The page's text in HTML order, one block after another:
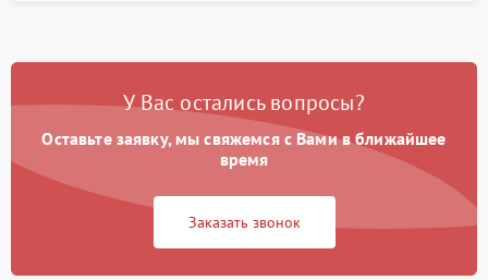
У Вас остались вопросы?
Оставьте заявку, мы свяжемся с Вами в ближайшее
время
Заказать звонок